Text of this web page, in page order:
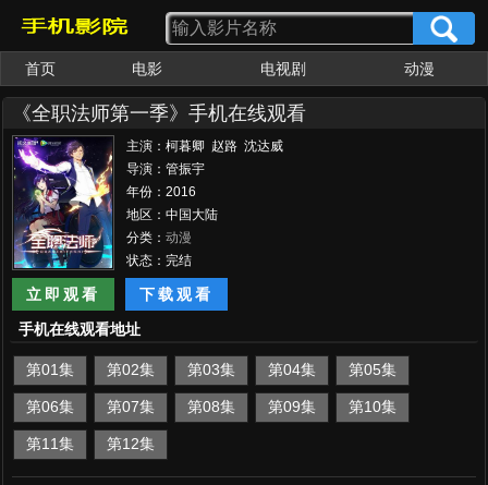
首页 电影 电视剧 动漫
《全职法师第一季》手机在线观看
主演：柯暮卿 赵路 沈达威
导演：管振宇
年份：2016
地区：中国大陆
分类： 动漫
状态：完结
立即观看
下载观看
手机在线观看地址
第01集 第02集 第03集 第04集 第05集
第06集 第07集 第08集 第09集 第10集
第11集 第12集